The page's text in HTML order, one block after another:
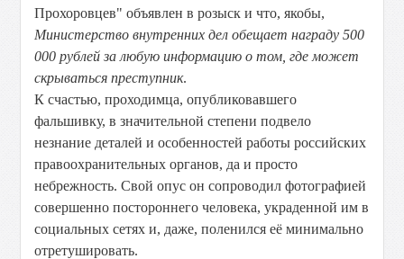
Прохоровцев" объявлен в розыск и что, якобы,
Министерство внутренних дел обещает награду 500
000 рублей за любую информацию о том, где может
скрываться преступник.
К счастью, проходимца, опубликовавшего
фальшивку, в значительной степени подвело
незнание деталей и особенностей работы российских
правоохранительных органов, да и просто
небрежность. Свой опус он сопроводил фотографией
совершенно постороннего человека, украденной им в
социальных сетях и, даже, поленился её минимально
отретушировать.